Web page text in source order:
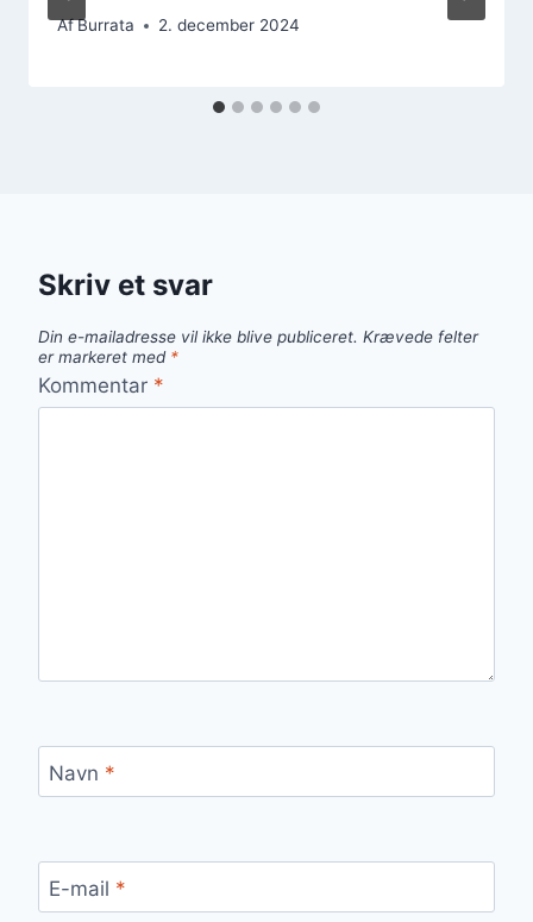
AfBurrata 2. december 2024
Skriv et svar
Din e-mailadresse vil ikke blive publiceret. Krævede felter
er markeret med *
Kommentar *
Navn *
E-mail *